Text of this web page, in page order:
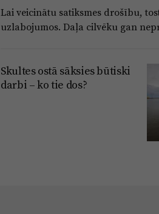
Lai veicinātu satiksmes drošību,
uzlabojumos. Daļa cilvēku gan
Skultes ostā sāksies būtiski
darbi – ko tie dos?